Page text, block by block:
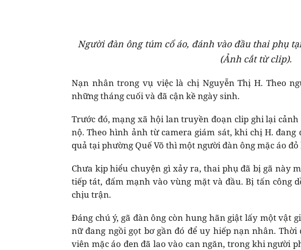
Người đàn ông túm cổ áo, đánh vào đầu thai phụ
(Ảnh cắt từ clip).
Nạn nhân trong vụ việc là chị Nguyễn Thị H. Theo
những tháng cuối và đã cận kề ngày sinh.
Trước đó, mạng xã hội lan truyền đoạn clip ghi lại
nộ. Theo hình ảnh từ camera giám sát, khi chị H.
quả tại phường Quế Võ thì một người đàn ông mặc áo
Chưa kịp hiểu chuyện gì xảy ra, thai phụ đã bị gã này
tiếp tát, đấm mạnh vào vùng mặt và đầu. Bị tấn công
chịu trận.
Đáng chú ý, gã đàn ông còn hung hãn giật lấy một vật
nữ đang ngồi gọt bơ gần đó để uy hiếp nạn nhân.
viên mặc áo đen đã lao vào can ngăn, trong khi người